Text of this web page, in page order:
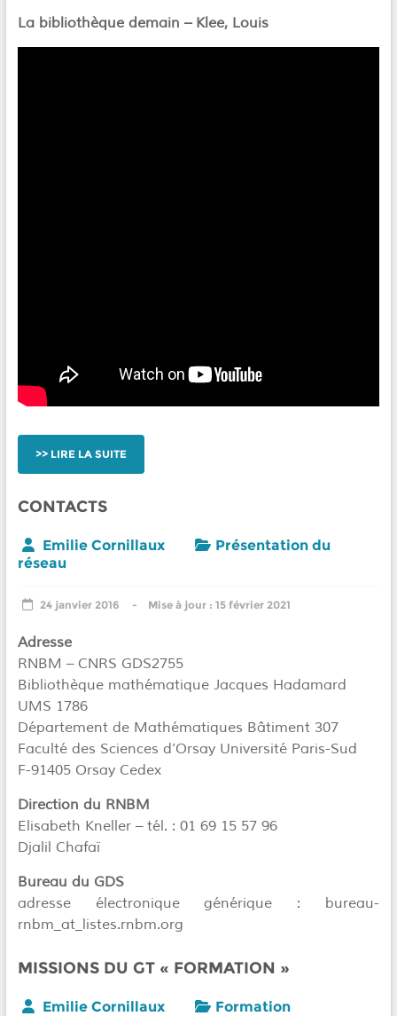
La bibliothèque demain – Klee, Louis
LIRE LA SUITE
CONTACTS
Emilie Cornillaux
Présentation du
réseau
24 janvier 2016 15 février 2021
Adresse
RNBM – CNRS GDS2755
Bibliothèque mathématique Jacques Hadamard
UMS 1786
Département de Mathématiques Bâtiment 307
Faculté des Sciences d’Orsay Université Paris-Sud
F-91405 Orsay Cedex
Direction du RNBM
Elisabeth Kneller – tél. : 01 69 15 57 96
Djalil Chafaï
Bureau du GDS
adresse électronique générique : bureau-
rnbm_at_listes.rnbm.org
MISSIONS DU GT « FORMATION »
Emilie Cornillaux Formation